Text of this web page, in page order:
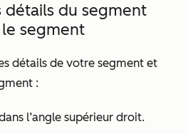
détails du segment
segment
détails de votre segment et
:
l’angle supérieur droit.